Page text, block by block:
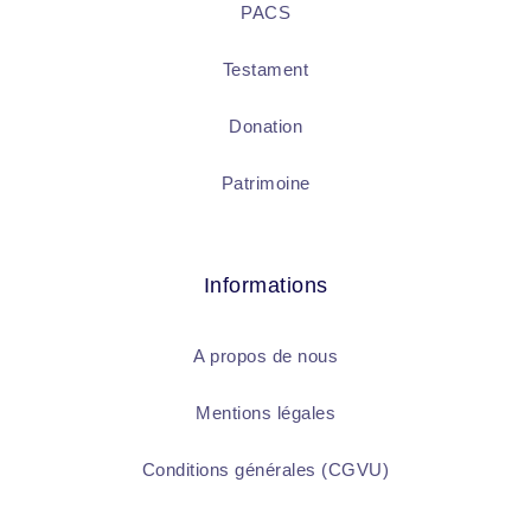
PACS
Testament
Donation
Patrimoine
Informations
A propos de nous
Mentions légales
Conditions générales (CGVU)